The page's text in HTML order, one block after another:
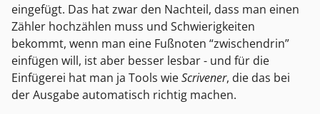
eingefügt. Das hat zwar den Nachteil, dass man einen
Zähler hochzählen muss und Schwierigkeiten
bekommt, wenn man eine Fußnoten “zwischendrin”
einfügen will, ist aber besser lesbar - und für die
Einfügerei hat man ja Tools wieScrivener, die das bei
der Ausgabe automatisch richtig machen.